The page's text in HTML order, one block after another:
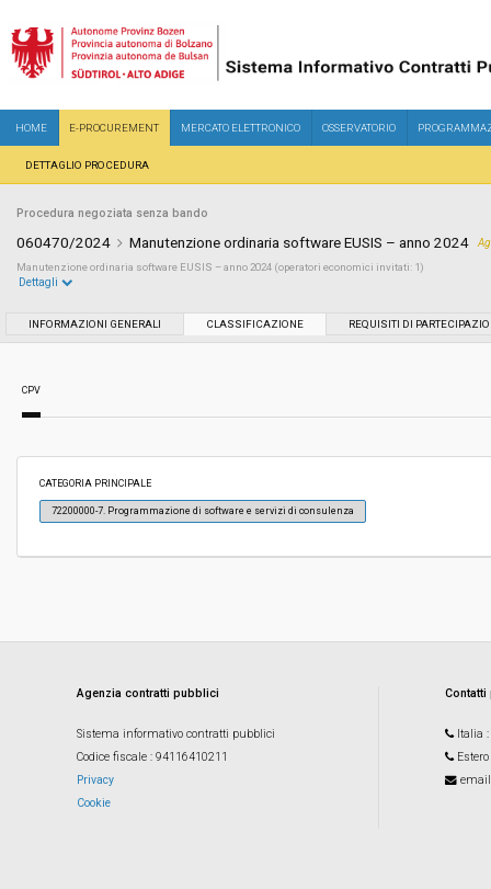
HOME E-PROCUREMENT MERCATO ELETTRONICO OSSERVATORIO
DETTAGLIO PROCEDURA
Procedura negoziata senza bando
060470/2024 Manutenzione ordinaria software EUSIS – anno 2024
Manutenzione ordinaria software EUSIS – anno 2024 (operatori economici invitati: 1)
Data pubblicazione: 09/07/2024 11:43
Dettagli
INFORMAZIONI GENERALI CLASSIFICAZIONE REQUISITI DI
CPV
CATEGORIA PRINCIPALE
72200000-7. Programmazione di software e servizi di consulenza
Agenzia contratti pubblici
Sistema informativo contratti pubblici
Codice fiscale : 94116410211
Privacy
Cookie
Italia
Estero
email